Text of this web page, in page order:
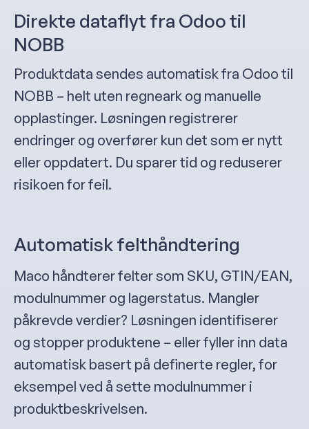
Direkte dataflyt fra Odoo til
NOBB
Produktdata sendes automatisk fra Odoo til
NOBB – helt uten regneark og manuelle
opplastinger. Løsningen registrerer
endringer og overfører kun det som er nytt
eller oppdatert. Du sparer tid og reduserer
risikoen for feil.
Automatisk felthåndtering
Maco håndterer felter som SKU, GTIN/EAN,
modulnummer og lagerstatus. Mangler
påkrevde verdier? Løsningen identifiserer
og stopper produktene – eller fyller inn data
automatisk basert på definerte regler, for
eksempel ved å sette modulnummer i
produktbeskrivelsen.